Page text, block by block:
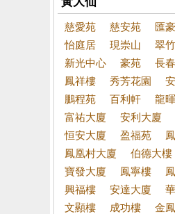
慈愛苑 慈安苑 匯
怡庭居
現崇山 翠
新光中心
豪苑 長
鳳祥樓
秀芳花園
鵬程苑
百利軒 龍
富祐大廈
安利大廈
恒安大廈
盈福苑
鳳凰村大廈
伯德大樓
寶發大廈
鳳寧樓
興福樓
安達大廈
文顯樓
成功樓 金